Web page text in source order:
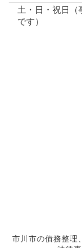
土・日・祝日（
です）
市川市の債務整理